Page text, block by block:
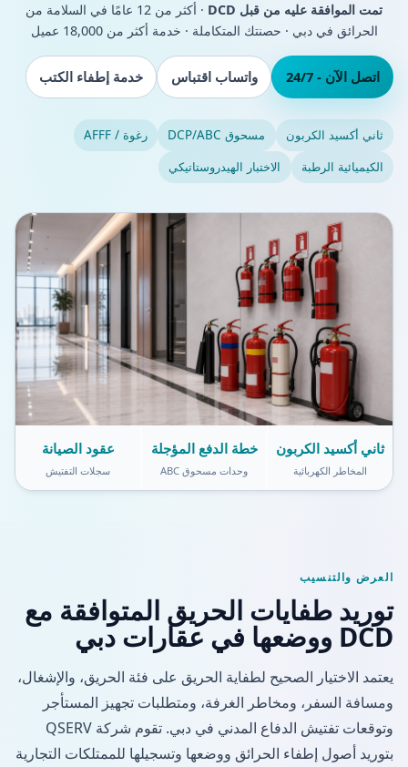
تمت الموافقة عليه من قبل DCD
· أكثر من 12 عامًا في السلامة من
الحرائق في دبي · حصنتك المتكاملة · خدمة أكثر من 18,000 عميل
اتصل الآن - 24/7 واتساب اقتباس خدمة إطفاء الكتب
ثاني أكسيد الكربون مسحوق DCP/ABC
رغوة / AFFF
الكيميائية الرطبة
الاختبار الهيدروستاتيكي
ثاني أكسيد الكربون
المخاطر الكهربائية
خطة الدفع المؤجلة
وحدات مسحوق ABC
عقود الصيانة
سجلات التفتيش
العرض والتنسيب
توريد طفايات الحريق المتوافقة مع
DCD ووضعها في عقارات دبي
يعتمد الاختيار الصحيح لطفاية الحريق على فئة الحريق، والإشغال،
ومسافة السفر، ومخاطر الغرفة، ومتطلبات تجهيز المستأجر
وتوقعات تفتيش الدفاع المدني في دبي. تقوم شركة QSERV
بتوريد أصول إطفاء الحرائق ووضعها وتسجيلها للممتلكات التجارية